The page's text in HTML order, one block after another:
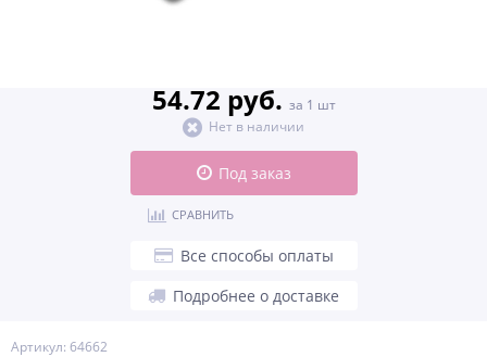
Артикул: 64662
54.72 руб. за 1 шт
Нет в наличии
Под заказ
СРАВНИТЬ
Все способы оплаты
Подробнее о доставке